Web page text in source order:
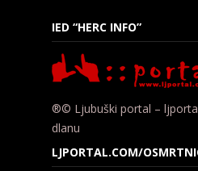
IED “HERC INFO”
®© Ljubuški portal –
dlanu
LJPORTAL.COM/